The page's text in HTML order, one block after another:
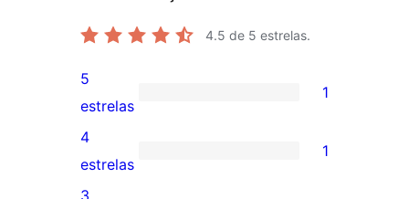
4.5 de 5 estrelas.
1
avaliação
com
5
5
estrelas
1
1
avaliação
4
estrelas
1
3